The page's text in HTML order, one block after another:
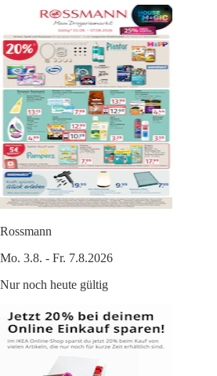
Rossmann
Mo. 3.8. - Fr. 7.8.2026
Nur noch heute gültig